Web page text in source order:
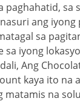
paghahatid, sa
ang iyong
sa
sa iyong
Ang
kaya ito na
matamis na